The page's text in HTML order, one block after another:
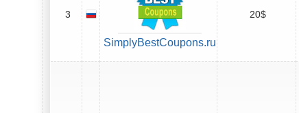
3
SimplyBestCoupons.ru
20$